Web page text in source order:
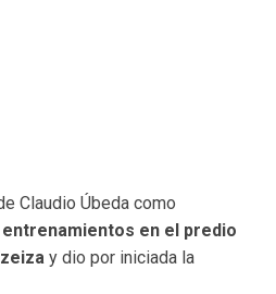
Claudio Úbeda como
en el predio
y dio por iniciada la